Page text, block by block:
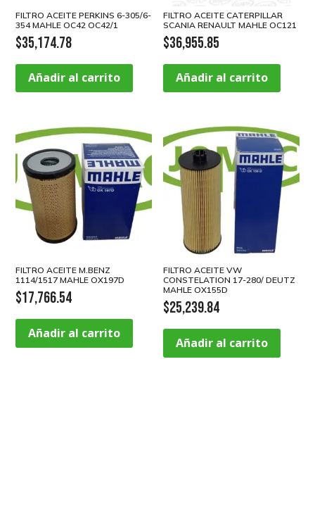
FILTRO ACEITE PERKINS 6-305/6-
354 MAHLE OC42 OC42/1
$35,174.78
Añadir al carrito
FILTRO ACEITE CATERPILLAR
SCANIA RENAULT MAHLE OC121
$36,955.85
Añadir al carrito
FILTRO ACEITE M.BENZ
1114/1517 MAHLE OX197D
$17,766.54
Añadir al carrito
FILTRO ACEITE VW
CONSTELATION 17-280/ DEUTZ
MAHLE OX155D
$25,239.84
Añadir al carrito